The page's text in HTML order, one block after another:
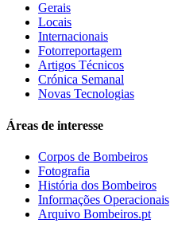
Gerais
Locais
Internacionais
Fotorreportagem
Artigos Técnicos
Crónica Semanal
Novas Tecnologias
Áreas de interesse
Corpos de Bombeiros
Fotografia
História dos Bombeiros
Informações Operacionais
Arquivo Bombeiros.pt